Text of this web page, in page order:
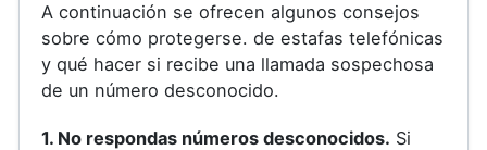
A continuación se ofrecen algunos consejos
sobre cómo protegerse. de estafas telefónicas
y qué hacer si recibe una llamada sospechosa
de un número desconocido.
1. No respondas números desconocidos. Si